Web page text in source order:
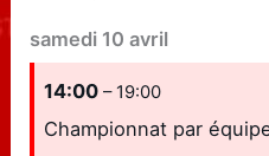
samedi 10 avril
14:00– 19:00
Championnat par